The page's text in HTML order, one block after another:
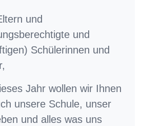
und
und
Schülerinnen und
Jahr wollen wir Ihnen
unsere Schule, unser
und alles was uns